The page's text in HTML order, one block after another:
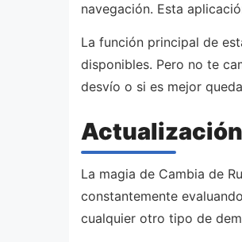
navegación. Esta
La función principal de
disponibles. Pero no te
desvío o si es mejor
La magia de Cambia de
constantemente
cualquier otro tipo de